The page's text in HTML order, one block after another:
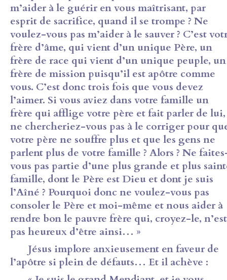
m’aider à le guérir en vous maîtrisant, par
esprit de sacrifice, quand il se trompe ? Ne
voulez-vous pas m’aider à le sauver ? C’est
frère d’âme, qui vient d’un unique Père, un
frère de race qui vient d’un unique peuple, un
frère de mission puisqu’il est apôtre comme
vous. C’est donc trois fois que vous devez
l’aimer. Si vous aviez dans votre famille un
frère qui afflige votre père et fait parler de lui,
ne chercheriez-vous pas à le corriger pour
votre père ne souffre plus et que les gens ne
parlent plus de votre famille ? Alors ? Ne
vous pas partie d’une plus grande et plus
famille, dont le Père est Dieu et dont je suis
l’Aîné ? Pourquoi donc ne voulez-vous pas
consoler le Père et moi-même et nous aider à
rendre bon le pauvre frère qui, croyez-le, n’est
pas heureux d’être ainsi… »
Jésus implore anxieusement en faveur de
l’apôtre si plein de défauts… Et il achève :